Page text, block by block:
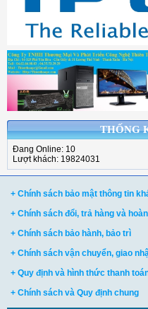
THỐNG
Đang Online: 10
Lượt khách: 19824031
+ Chính sách bảo mật thông tin
+ Chính sách đổi, trả hàng và
+ Chính sách bảo hành, bảo trì
+ Chính sách vận chuyển, giao
+ Quy định và hình thức thanh
+ Chính sách và Quy định chung